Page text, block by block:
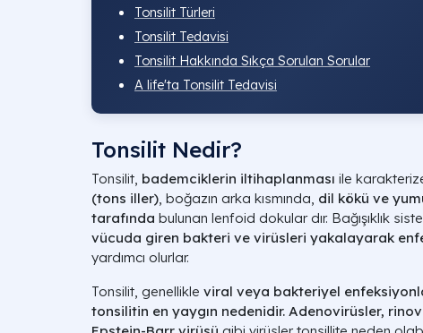
Tonsilit Türleri
Tonsilit Tedavisi
Tonsilit Hakkında Sıkça Sorulan Sorular
A life'ta Tonsilit Tedavisi
Tonsilit Nedir?
Tonsilit, bademciklerin iltihaplanması ile
(tons iller), boğazın arka kısmında, dil kökü ve
tarafında bulunan lenfoid dokular dır. Bağışıklık
vücuda giren bakteri ve virüsleri yakalayarak
yardımcı olurlar.
Tonsilit, genellikle viral veya bakteriyel
tonsilitin en yaygın nedenidir. Adenovirüsler,